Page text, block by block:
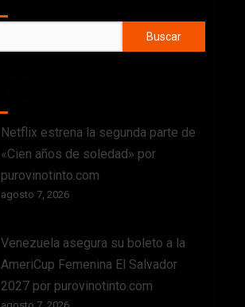
Buscar
Netflix estrena la segunda parte de
«Cien años de soledad» por
purovinotinto.com
agosto 7, 2026
Venezuela asegura su boleto a la
AmeriCup Femenina El Salvador
2027 por purovinotinto.com